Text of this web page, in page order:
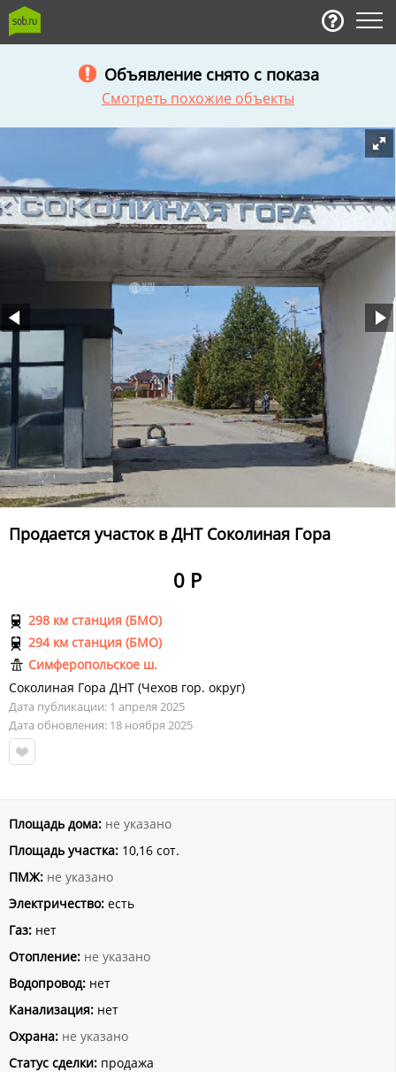
Объявление снято с показа
Смотреть похожие объекты
Продается участок в ДНТ Соколиная Гора
0 Р
298 км станция (БМО)
294 км станция (БМО)
Симферопольское ш.
Соколиная Гора ДНТ (Чехов гор. округ)
Дата публикации: 1 апреля 2025
Дата обновления: 18 ноября 2025
Площадь дома: не указано
Площадь участка: 10,16 сот.
ПМЖ: не указано
Электричество: есть
Газ: нет
Отопление: не указано
Водопровод: нет
Канализация: нет
Охрана: не указано
Статус сделки: продажа